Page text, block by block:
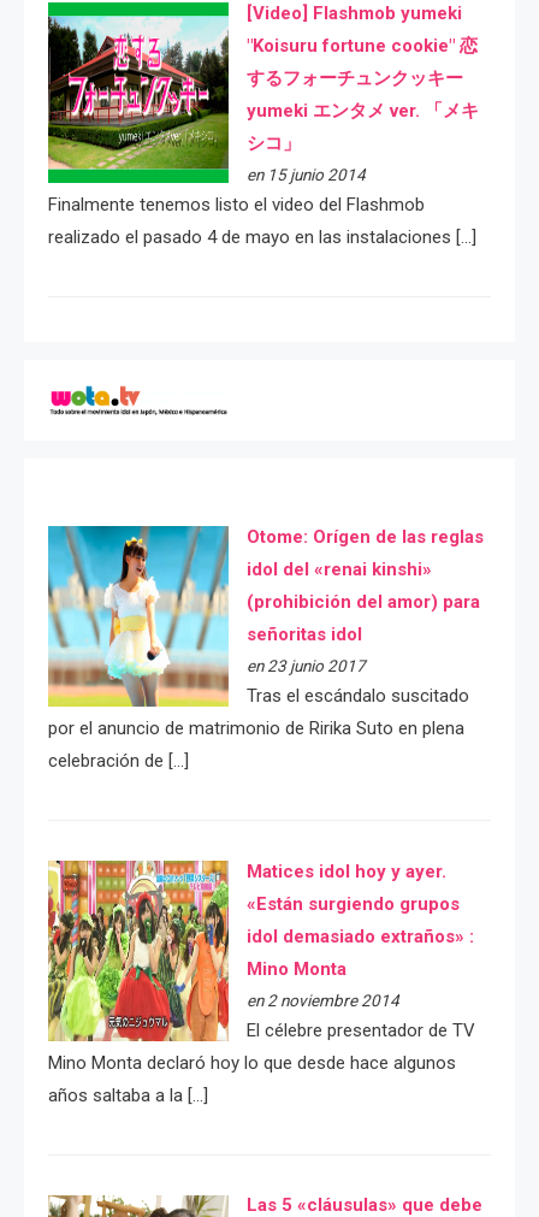
[Video] Flashmob yumeki
"Koisuru fortune cookie" 恋
するフォーチュンクッキー
yumeki エンタメ ver. 「メキ
シコ」
en 15 junio 2014
Finalmente tenemos listo el video del Flashmob
realizado el pasado 4 de mayo en las instalaciones […]
Otome: Orígen de las reglas
idol del «renai kinshi»
(prohibición del amor) para
señoritas idol
en 23 junio 2017
Tras el escándalo suscitado
por el anuncio de matrimonio de Ririka Suto en plena
celebración de […]
Matices idol hoy y ayer.
«Están surgiendo grupos
idol demasiado extraños» :
Mino Monta
en 2 noviembre 2014
El célebre presentador de TV
Mino Monta declaró hoy lo que desde hace algunos
años saltaba a la […]
Las 5 «cláusulas» que debe